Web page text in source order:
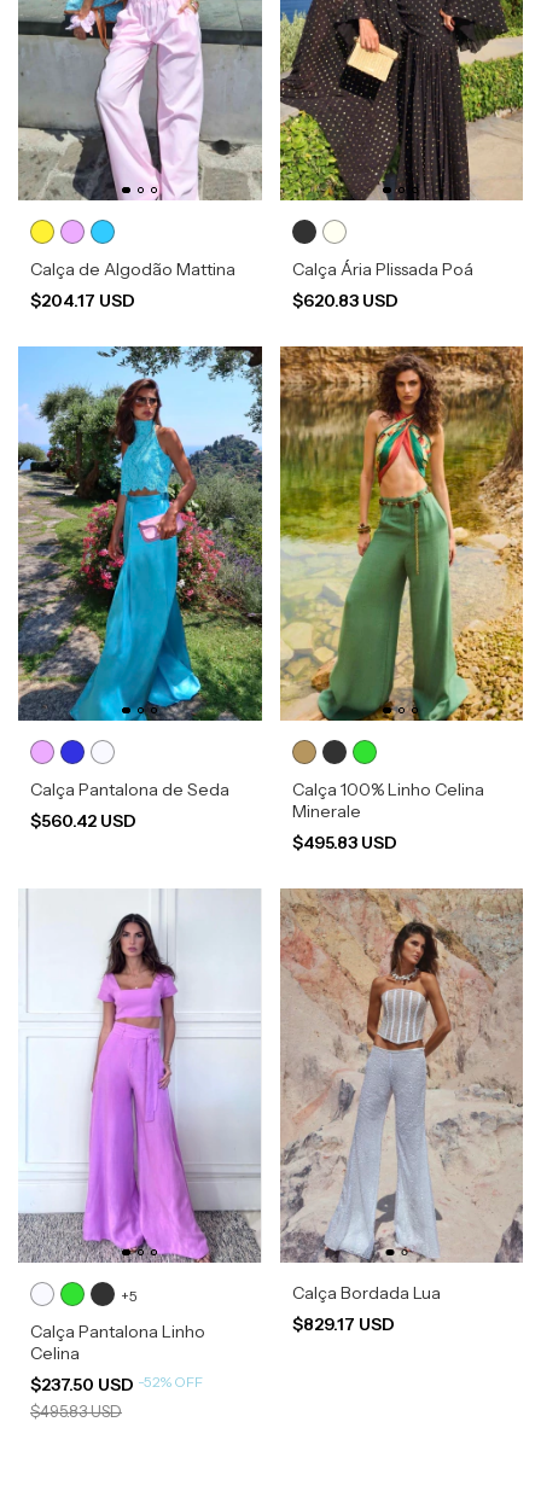
Calça de Algodão Mattina
$204.17 USD
Calça Ária Plissada Poá
$620.83 USD
Calça Pantalona de Seda
$560.42 USD
Calça 100% Linho Celina
Minerale
$495.83 USD
+5
Calça Pantalona Linho
Celina
$237.50 USD -52% OFF
$495.83 USD
Calça Bordada Lua
$829.17 USD